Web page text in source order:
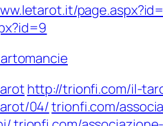
http://trionfi.com/il-
04/trionfi.com/